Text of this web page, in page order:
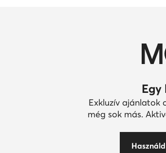
Egy
Exkluzív ajánlatok
még sok más.